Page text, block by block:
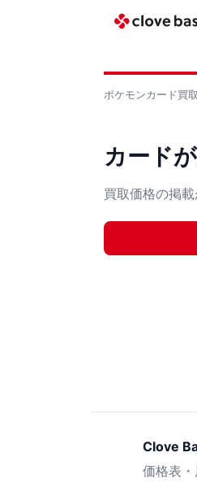
ポケモンカード買
カード
買取価格の掲
Clove
価格表